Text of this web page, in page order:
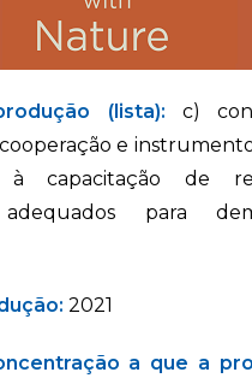
(lista): c)
e
à capacitação de
para
2021
a que a